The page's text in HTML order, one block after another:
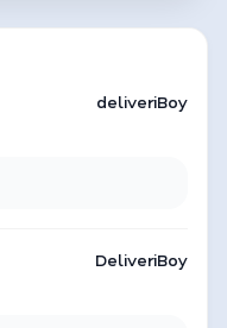
deliveriBoy
DeliveriBoy